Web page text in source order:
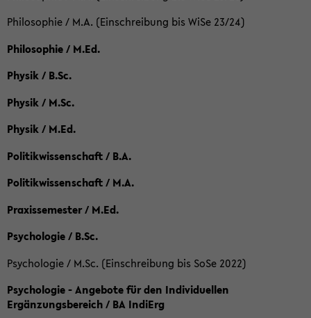
Philosophie / M.A. (Einschreibung bis WiSe 23/24)
Philosophie / M.Ed.
Physik / B.Sc.
Physik / M.Sc.
Physik / M.Ed.
Politikwissenschaft / B.A.
Politikwissenschaft / M.A.
Praxissemester / M.Ed.
Psychologie / B.Sc.
Psychologie / M.Sc. (Einschreibung bis SoSe 2022)
Psychologie - Angebote für den Individuellen
Ergänzungsbereich / BA IndiErg